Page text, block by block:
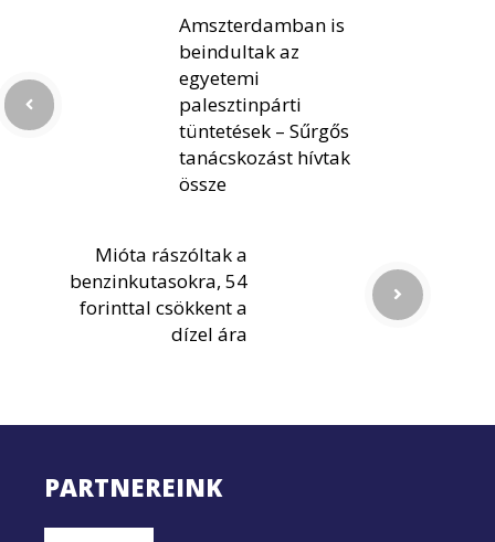
Amszterdamban is
beindultak az
egyetemi
palesztinpárti
tüntetések – Sűrgős
tanácskozást hívtak
össze
Mióta rászóltak a
benzinkutasokra, 54
forinttal csökkent a
dízel ára
PARTNEREINK